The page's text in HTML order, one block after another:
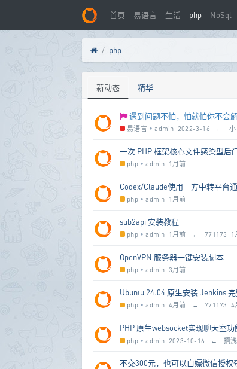
首页 易语言 生活 php NoSql
php
新动态 精华
遇到问题不怕，怕就怕你不会
易语言 •admin 2022-3-16 ← 小
一次 PHP 框架核心文件感染型后
php •admin 1月前
Codex/Claude使用三方中转平台
php •admin 1月前
sub2api 安装教程
php •admin 1月前 ← 771173 1
OpenVPN 服务器一键安装脚本
php •admin 3月前
Ubuntu 24.04 原生安装 Jenkins
php •admin 4月前 ← 771173 4
PHP 原生websocket实现聊天室
php •admin 2023-10-16 ← 搁浅
不交300元，也可以白嫖微信授权